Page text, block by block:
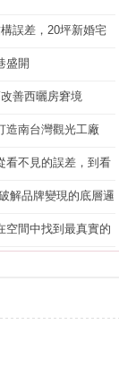
誤差，20坪新婚宅
盛開
善西曬房窘境
造南台灣觀光工廠
看不見的誤差，到看
解品牌變現的底層邏
空間中找到最真實的